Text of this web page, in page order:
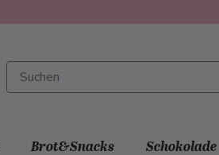
Brot&Snacks Schokolade